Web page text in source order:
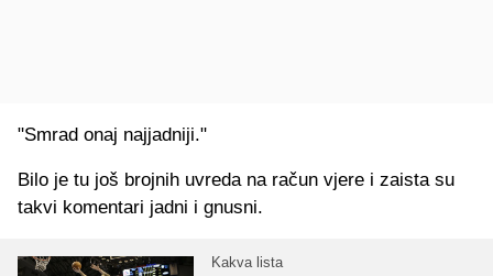
"Smrad onaj najjadniji."
Bilo je tu još brojnih uvreda na račun vjere i zaista su
takvi komentari jadni i gnusni.
Kakva lista